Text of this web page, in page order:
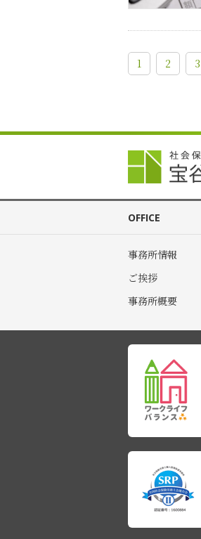
1 2 3
OFFICE
事務所情報
ご挨拶
事務所概要